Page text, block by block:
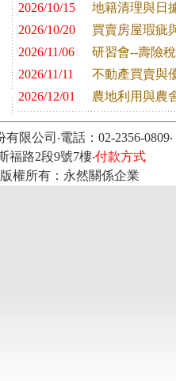
2026/10/15
地籍清理與日
2026/10/20
買賣房屋瑕疵
2026/11/06
研習會--壽險
2026/11/11
不動產買賣與
2026/12/01
農地利用與農
限公司‧電話：02-2356-0809‧
福路2段9號7樓‧付款方式
版權所有：永然關係企業